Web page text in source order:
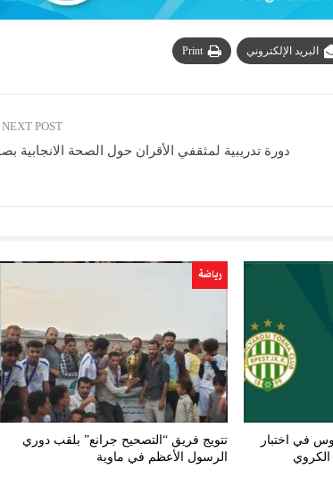
البريد الإلكتروني Print
NEXT POST
دورة تدريبية لمثقفي الأقران حول الصحة الانجابية
في اختبار
رياضة
تتويج فريق “التصحيح جرانع” بلقب دوري
الرسول الأعظم في ماوية